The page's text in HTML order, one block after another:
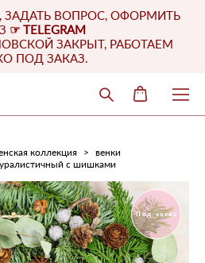
ЗАДАТЬ ВОПРОС, ОФОРМИТЬ
☞ TELEGRAM
ЗАКРЫТ, РАБОТАЕМ
ПОД ЗАКАЗ.
коллекция > венки
с шишками
Под заказ